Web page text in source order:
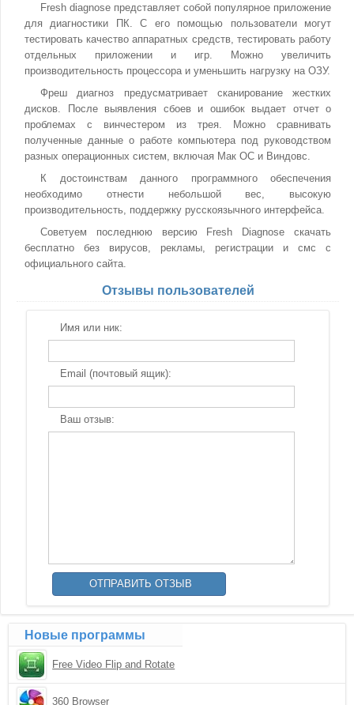
Fresh diagnose представляет собой популярное приложение
для диагностики ПК. С его помощью пользователи могут
тестировать качество аппаратных средств, тестировать работу
отдельных приложении и игр. Можно увеличить
производительность процессора и уменьшить нагрузку на ОЗУ.
Фреш диагноз предусматривает сканирование жестких
дисков. После выявления сбоев и ошибок выдает отчет о
проблемах с винчестером из трея. Можно сравнивать
полученные данные о работе компьютера под руководством
разных операционных систем, включая Мак ОС и Виндовс.
К достоинствам данного программного обеспечения
необходимо отнести небольшой вес, высокую
производительность, поддержку русскоязычного интерфейса.
Советуем последнюю версию Fresh Diagnose скачать
бесплатно без вирусов, рекламы, регистрации и смс с
официального сайта.
Отзывы пользователей
Имя или ник:
Email (почтовый ящик):
Ваш отзыв:
Новые программы
Free Video Flip and Rotate
360 Browser